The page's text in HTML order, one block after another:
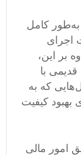
منفی به‌طور کامل
اجرای
بر این،
با
که به
بهبود کیفیت
امور مالی